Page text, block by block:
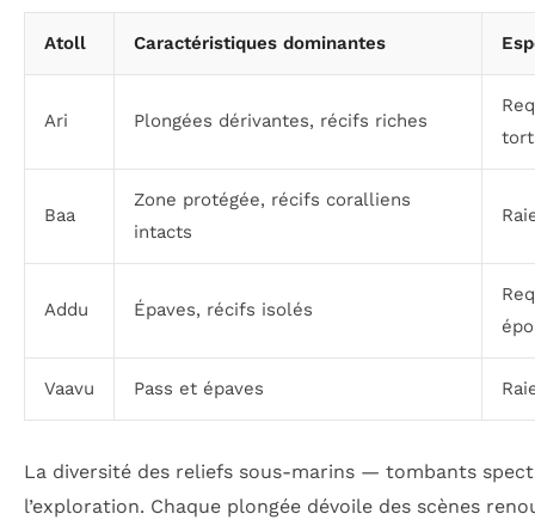
Atoll Caractéristiques dominantes
Ari Plongées dérivantes, récifs riches
Baa
Zone protégée, récifs coralliens
intacts
Addu Épaves, récifs isolés
Vaavu Pass et épaves
La diversité des reliefs sous-marins — tombants
l’exploration. Chaque plongée dévoile des scènes